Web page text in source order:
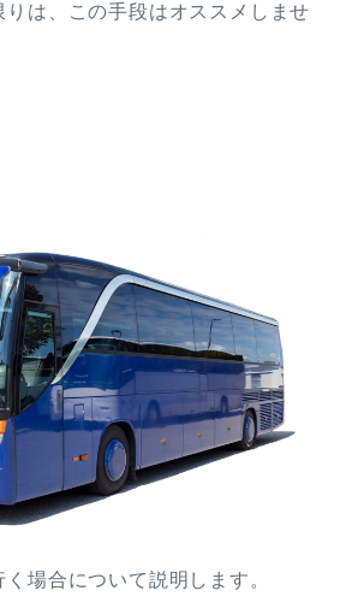
は、この手段はオススメしませ
場合について説明します。